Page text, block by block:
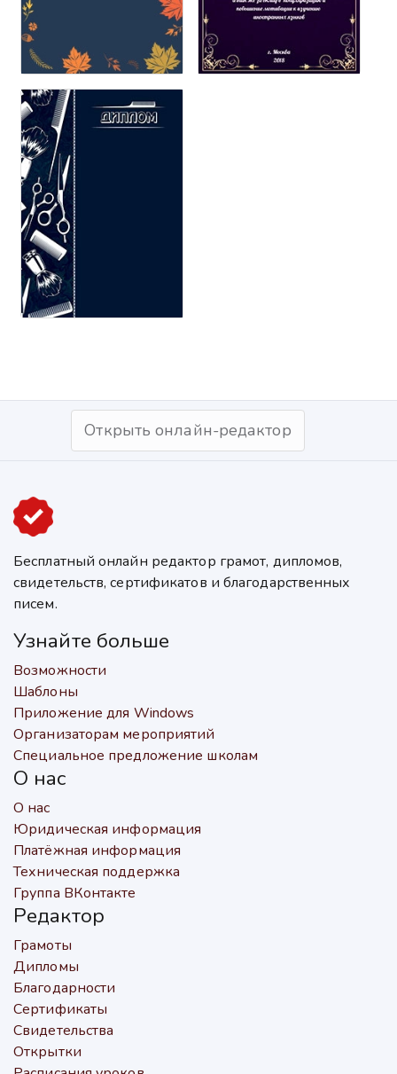
Открыть онлайн-редактор
Бесплатный онлайн редактор грамот, дипломов,
свидетельств, сертификатов и благодарственных
писем.
Узнайте больше
Возможности
Шаблоны
Приложение для Windows
Организаторам мероприятий
Специальное предложение школам
О нас
О нас
Юридическая информация
Платёжная информация
Техническая поддержка
Группа ВКонтакте
Редактор
Грамоты
Дипломы
Благодарности
Сертификаты
Свидетельства
Открытки